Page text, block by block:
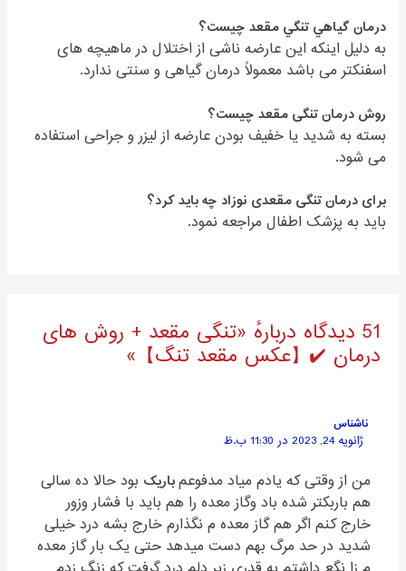
درمان گياهي تنگي مقعد چیست؟
به دلیل اینکه این عارضه ناشی از اختلال در ماهیچه های
اسفنکتر می باشد معمولاً درمان گیاهی و سنتی ندارد.
روش درمان تنگی مقعد چیست؟
بسته به شدید یا خفیف بودن عارضه از لیزر و جراحی استفاده
می شود.
برای درمان تنگی مقعدی نوزاد چه باید کرد؟
باید به پزشک اطفال مراجعه نمود.
51 دیدگاه دربارهٔ «تنگی مقعد + روش های
درمان ✔️【عکس مقعد تنگ】»
ناشناس
ژانویه 24, 2023 در 11:30 ب.ظ
من از وقتی که یادم میاد مدفوعمباریک بود حالا ده سالی
هم باربکتر شده باد وگاز معده را هم باید با فشار وزور
خارج کنم اگر هم گاز معده م نگذارم خارج بشه درد خیلی
شدید در حد مرگ بهم دست میدهد حتی یک بار گاز معده